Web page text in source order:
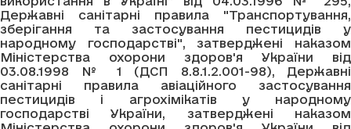
Державні санітарні правила "Транспортування,
зберігання та застосування пестицидів у
народному господарстві", затверджені наказом
Міністерства охорони здоров'я України від
03.08.1998 № 1 (ДСП 8.8.1.2.001-98), Державні
санітарні правила авіаційного застосування
пестицидів і агрохімікатів у народному
господарстві України, затверджені наказом